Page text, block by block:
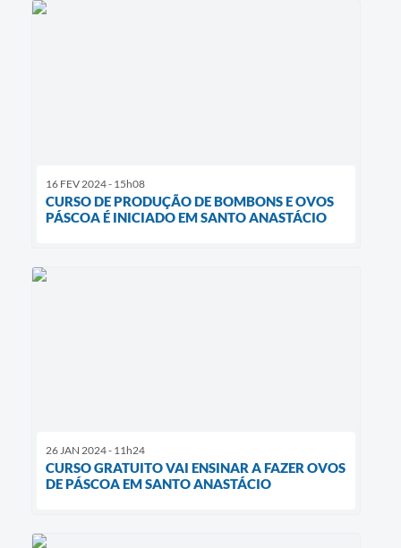
16 FEV 2024 - 15h08
CURSO DE PRODUÇÃO DE BOMBONS E OVOS
PÁSCOA É INICIADO EM SANTO ANASTÁCIO
26 JAN 2024 - 11h24
CURSO GRATUITO VAI ENSINAR A FAZER OVOS
DE PÁSCOA EM SANTO ANASTÁCIO